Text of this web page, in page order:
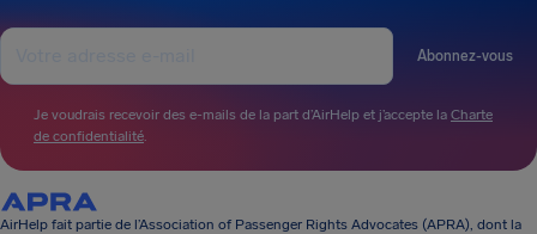
Abonnez-vous
Je voudrais recevoir des e-mails de la part d’AirHelp et j’accepte la Charte
de confidentialité.
AirHelp fait partie de l’Association of Passenger Rights Advocates (APRA), dont la